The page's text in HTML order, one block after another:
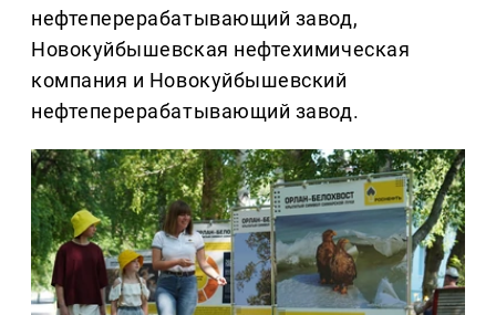
нефтеперерабатывающий завод,
Новокуйбышевская нефтехимическая
компания и Новокуйбышевский
нефтеперерабатывающий завод.